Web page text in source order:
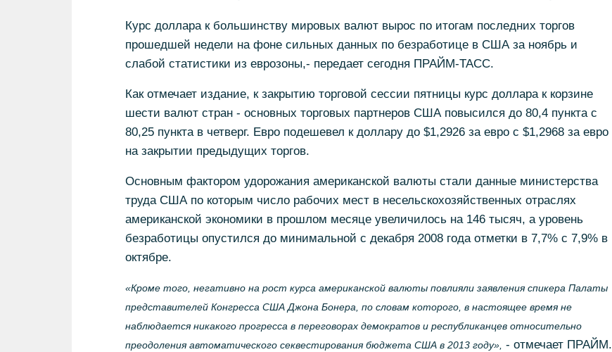
Курс доллара к большинству мировых валют вырос по итогам последних торгов
прошедшей недели на фоне сильных данных по безработице в США за ноябрь и
слабой статистики из еврозоны,- передает сегодня ПРАЙМ-ТАСС.
Как отмечает издание, к закрытию торговой сессии пятницы курс доллара к корзине
шести валют стран - основных торговых партнеров США повысился до 80,4 пункта с
80,25 пункта в четверг. Евро подешевел к доллару до $1,2926 за евро с $1,2968 за евро
на закрытии предыдущих торгов.
Основным фактором удорожания американской валюты стали данные министерства
труда США по которым число рабочих мест в несельскохозяйственных отраслях
американской экономики в прошлом месяце увеличилось на 146 тысяч, а уровень
безработицы опустился до минимальной с декабря 2008 года отметки в 7,7% с 7,9% в
октябре.
«Кроме того, негативно на рост курса американской валюты повлияли заявления спикера Палаты
представителей Конгресса США Джона Бонера, по словам которого, в настоящее время не
наблюдается никакого прогресса в переговорах демократов и республиканцев относительно
преодоления автоматического секвестирования бюджета США в 2013 году», - отмечает ПРАЙМ.